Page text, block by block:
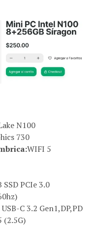
N100
730
WIFI 5
C 3.2 Gen1,DP,PD
(2.5G)
– 1 Puerto Micro SD